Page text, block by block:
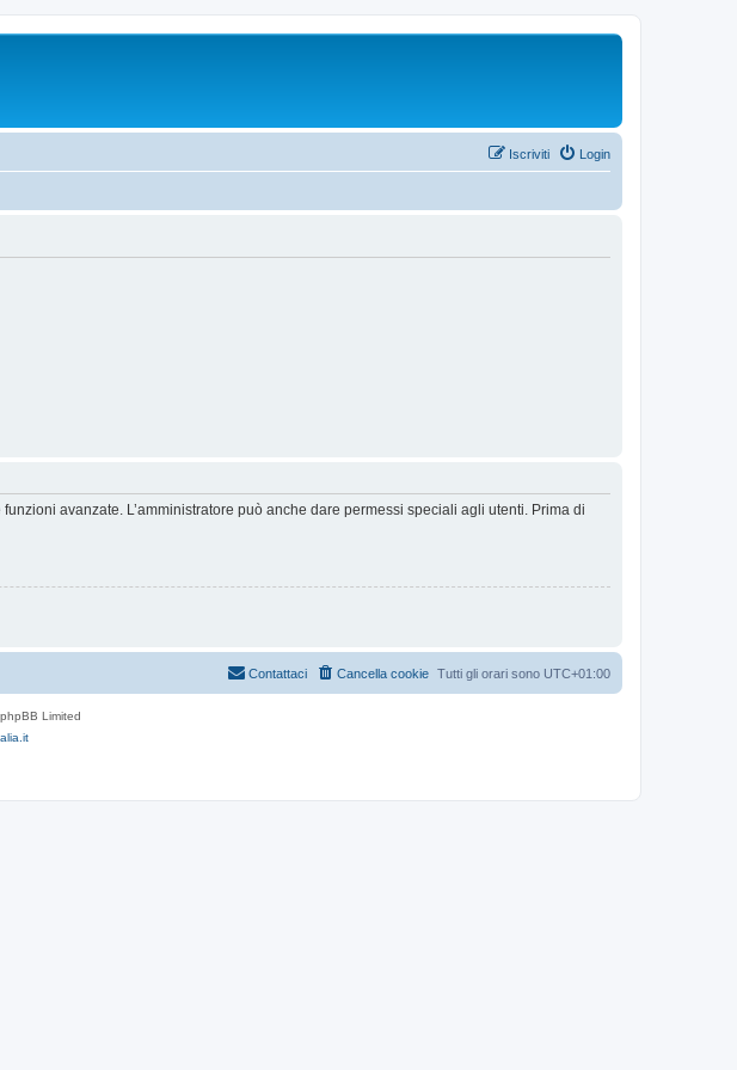
Login
Iscriviti
avanzate. L’amministratore può anche dare permessi speciali agli utenti. Prima di
Tutti gli orari sono UTC+01:00
Cancella cookie
Contattaci
Limited